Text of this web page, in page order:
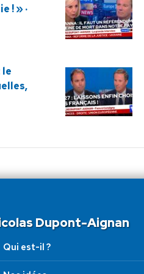
! » ·
le
Dupont-Aignan
Qui est-il ?